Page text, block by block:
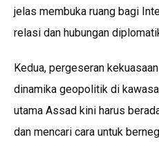
jelas membuka ruang bagi
relasi dan hubungan
Kedua, pergeseran
dinamika geopolitik di
utama Assad kini harus
dan mencari cara untuk